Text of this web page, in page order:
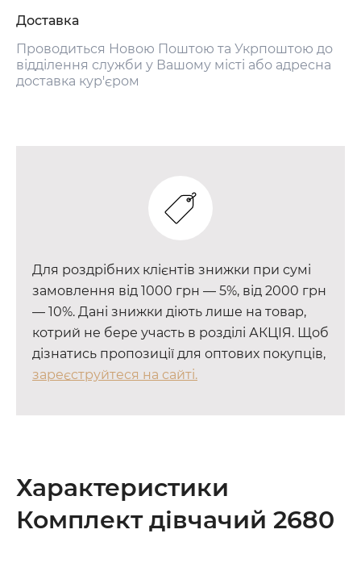
Доставка
Проводиться Новою Поштою та Укрпоштою до
відділення служби у Вашому місті або адресна
доставка кур'єром
Для роздрібних клієнтів знижки при сумі
замовлення від 1000 грн — 5%, від 2000 грн
— 10%. Дані знижки діють лише на товар,
котрий не бере участь в розділі АКЦІЯ. Щоб
дізнатись пропозиції для оптових покупців,
зареєструйтеся на сайті.
Характеристики
Комплект дівчачий 2680